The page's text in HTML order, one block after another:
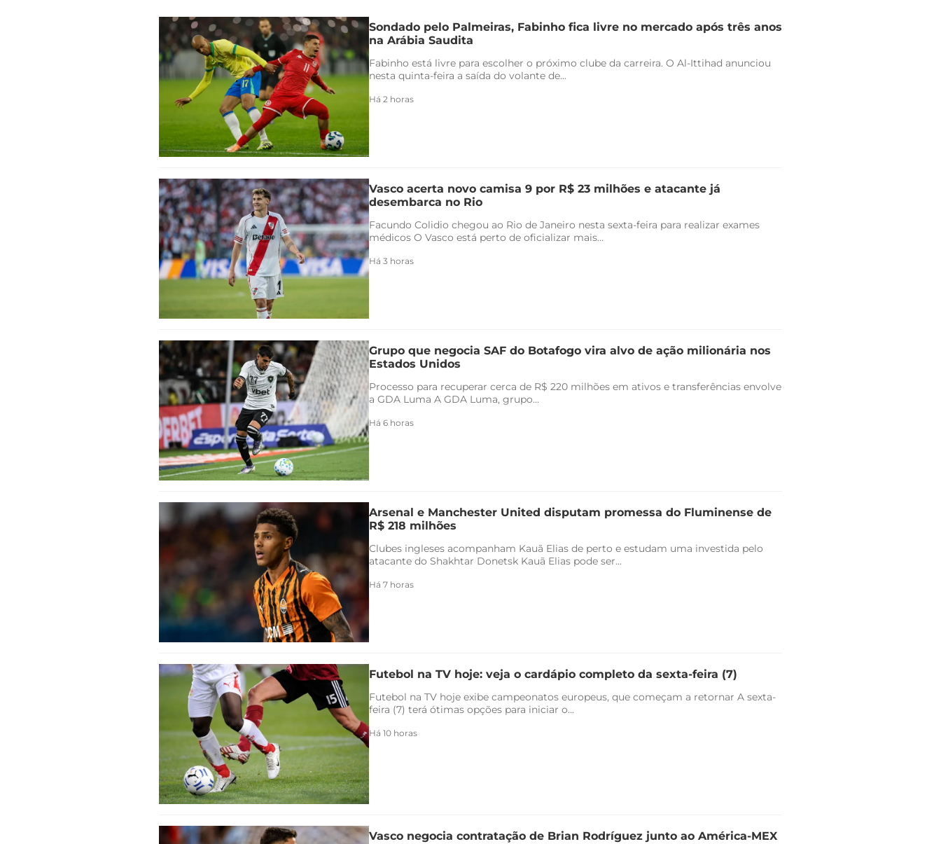
Sondado pelo Palmeiras, Fabinho fica livre no mercado após três anos
na Arábia Saudita
Fabinho está livre para escolher o próximo clube da carreira. O Al-Ittihad anunciou
nesta quinta-feira a saída do volante de...
Há 2 horas
Vasco acerta novo camisa 9 por R$ 23 milhões e atacante já
desembarca no Rio
Facundo Colidio chegou ao Rio de Janeiro nesta sexta-feira para realizar exames
médicos O Vasco está perto de oficializar mais...
Há 3 horas
Grupo que negocia SAF do Botafogo vira alvo de ação milionária nos
Estados Unidos
Processo para recuperar cerca de R$ 220 milhões em ativos e transferências envolve
a GDA Luma A GDA Luma, grupo...
Há 6 horas
Arsenal e Manchester United disputam promessa do Fluminense de
R$ 218 milhões
Clubes ingleses acompanham Kauã Elias de perto e estudam uma investida pelo
atacante do Shakhtar Donetsk Kauã Elias pode ser...
Há 7 horas
Futebol na TV hoje: veja o cardápio completo da sexta-feira (7)
Futebol na TV hoje exibe campeonatos europeus, que começam a retornar A sexta-
feira (7) terá ótimas opções para iniciar o...
Há 10 horas
Vasco negocia contratação de Brian Rodríguez junto ao América-MEX